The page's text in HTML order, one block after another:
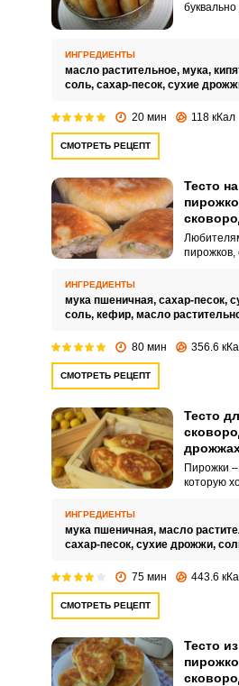
ИНГРЕДИЕНТЫ
масло растительное, мука,
соль, сахар-песок, сухие
20 мин 118 кКал
СМОТРЕТЬ РЕЦЕПТ
Тесто
будут в
ИНГРЕДИЕНТЫ
мука пшеничная, сахар-песок,
соль, кефир, масло
80 мин 356.6
СМОТРЕТЬ РЕЦЕПТ
Тесто
Пирожки
которую
идеальный
ИНГРЕДИЕНТЫ
мука пшеничная, масло
сахар-песок, сухие дрожжи,
75 мин 443.6
СМОТРЕТЬ РЕЦЕПТ
Тесто